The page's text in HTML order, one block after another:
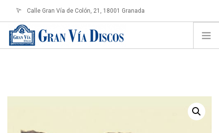
Calle Gran Vía de Colón, 21, 18001 Granada
info@granviadiscos.com
SOBRE NOSOTROS